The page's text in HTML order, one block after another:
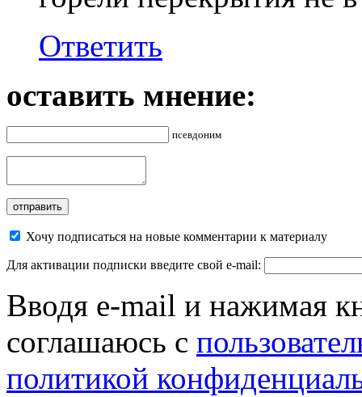
Ответить
оставить мнение:
псевдоним
Хочу подписаться на новые комментарии к материалу
Для активации подписки введите свой e-mail:
Вводя e-mail и нажимая
соглашаюсь с
политикой